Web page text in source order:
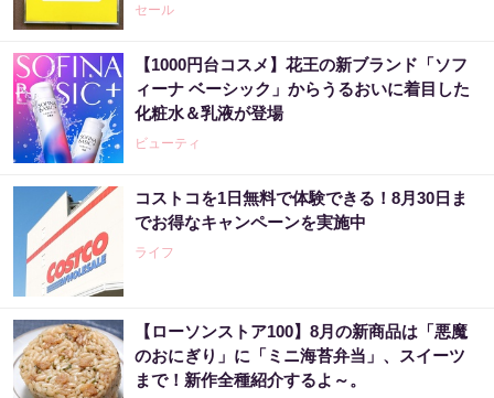
セール
【1000円台コスメ】花王の新ブランド「ソフ
ィーナ ベーシック」からうるおいに着目した
化粧水＆乳液が登場
ビューティ
コストコを1日無料で体験できる！8月30日ま
でお得なキャンペーンを実施中
ライフ
【ローソンストア100】8月の新商品は「悪魔
のおにぎり」に「ミニ海苔弁当」、スイーツ
まで！新作全種紹介するよ～。